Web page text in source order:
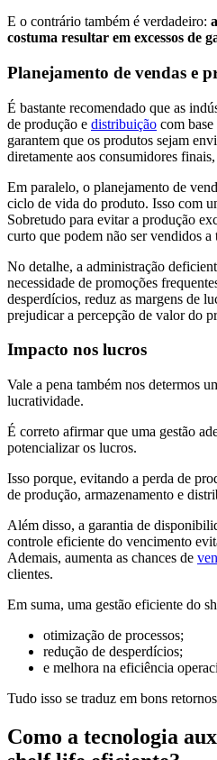
E o contrário também é verdadeiro:
costuma resultar em excessos de
Planejamento de vendas e
É bastante recomendado que as
de produção e distribuição com
garantem que os produtos sejam
diretamente aos consumidores
Em paralelo, o planejamento de
ciclo de vida do produto. Isso com
Sobretudo para evitar a produção
curto que podem não ser vendidos a
No detalhe, a administração
necessidade de promoções
desperdícios, reduz as margens de
prejudicar a percepção de valor do
Impacto nos lucros
Vale a pena também nos determos
lucratividade.
É correto afirmar que uma gestão
potencializar os lucros.
Isso porque, evitando a perda de
de produção, armazenamento e
Além disso, a garantia de
controle eficiente do vencimento
Ademais, aumenta as chances de
clientes.
Em suma, uma gestão eficiente do
otimização de processos;
redução de desperdícios;
e melhora na eficiência
Tudo isso se traduz em bons
Como a tecnologia